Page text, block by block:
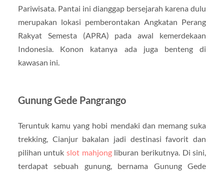
Pariwisata. Pantai ini dianggap bersejarah karena dulu
merupakan lokasi pemberontakan Angkatan Perang
Rakyat Semesta (APRA) pada awal kemerdekaan
Indonesia. Konon katanya ada juga benteng di
kawasan ini.
Gunung Gede Pangrango
Teruntuk kamu yang hobi mendaki dan memang suka
trekking, Cianjur bakalan jadi destinasi favorit dan
pilihan untukslot mahjongliburan berikutnya. Di sini,
terdapat sebuah gunung, bernama Gunung Gede